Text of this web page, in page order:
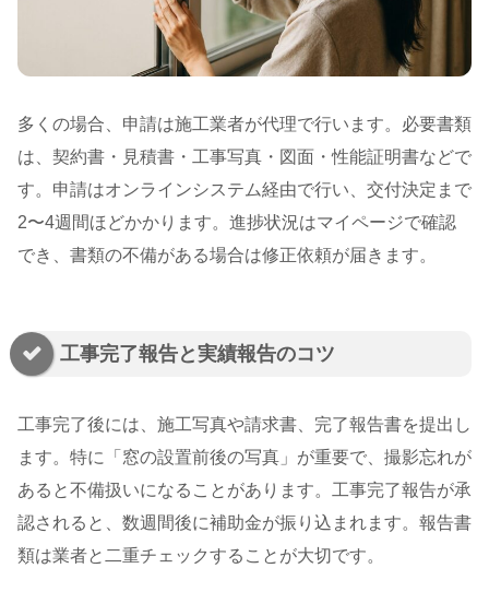
多くの場合、申請は施工業者が代理で行います。必要書類
は、契約書・見積書・工事写真・図面・性能証明書などで
す。申請はオンラインシステム経由で行い、交付決定まで
2〜4週間ほどかかります。進捗状況はマイページで確認
でき、書類の不備がある場合は修正依頼が届きます。
工事完了報告と実績報告のコツ
工事完了後には、施工写真や請求書、完了報告書を提出し
ます。特に「窓の設置前後の写真」が重要で、撮影忘れが
あると不備扱いになることがあります。工事完了報告が承
認されると、数週間後に補助金が振り込まれます。報告書
類は業者と二重チェックすることが大切です。